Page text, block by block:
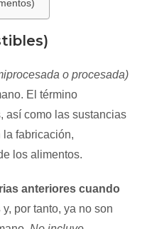
o procesada)
El término
así como las sustancias
fabricación,
los alimentos.
anteriores cuando
y, por tanto, ya no son